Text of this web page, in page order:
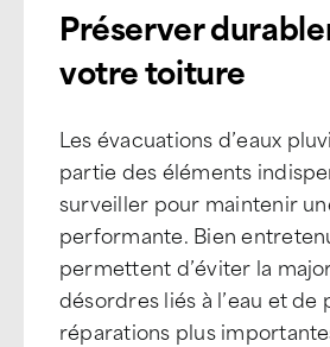
Préserver
votre toiture
Les évacuations d’eaux
partie des éléments
surveiller pour maintenir
performante. Bien
permettent d’éviter la
désordres liés à l’eau et
réparations plus